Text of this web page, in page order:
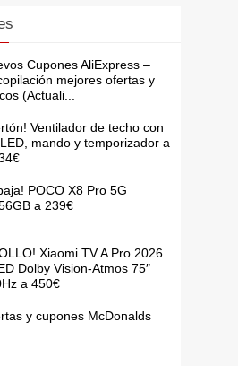
Cupones AliExpress –
mejores ofertas y
(Actuali...
Ventilador de techo con
mando y temporizador a
POCO X8 Pro 5G
a 239€
Xiaomi TV A Pro 2026
Dolby Vision-Atmos 75″
a 450€
y cupones McDonalds